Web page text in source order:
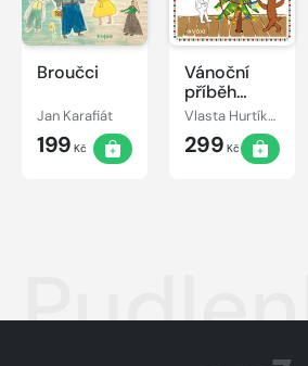
Broučci
Jan Karafiát
199 Kč
Vánoční
příběh
pejska a
kočičky
Vlasta Hurtíková
299 Kč